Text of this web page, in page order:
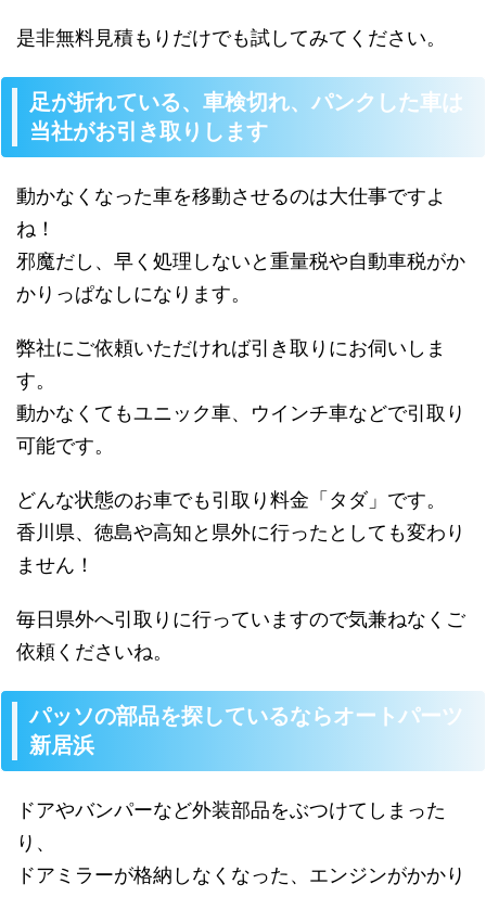
是非無料見積もりだけでも試してみてください。
足が折れている、車検切れ、パンクした車は
当社がお引き取りします
動かなくなった車を移動させるのは大仕事ですよ
ね！
邪魔だし、早く処理しないと重量税や自動車税がか
かりっぱなしになります。
弊社にご依頼いただければ引き取りにお伺いしま
す。
動かなくてもユニック車、ウインチ車などで引取り
可能です。
どんな状態のお車でも引取り料金「タダ」です。
香川県、徳島や高知と県外に行ったとしても変わり
ません！
毎日県外へ引取りに行っていますので気兼ねなくご
依頼くださいね。
パッソの部品を探しているならオートパーツ
新居浜
ドアやバンパーなど外装部品をぶつけてしまった
り、
ドアミラーが格納しなくなった、エンジンがかかり